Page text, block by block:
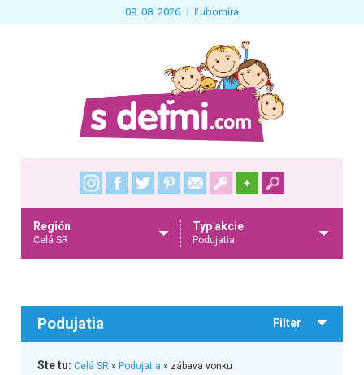
09. 08. 2026 Ľubomíra
+
Región
Celá SR
Typ akcie
Podujatia
Podujatia Filter
Ste tu: Celá SR» Podujatia » zábava vonku